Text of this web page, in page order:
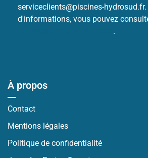
serviceclients@piscines-
d'informations, vous pouvez
.
À propos
Contact
Mentions légales
Politique de confidentialité